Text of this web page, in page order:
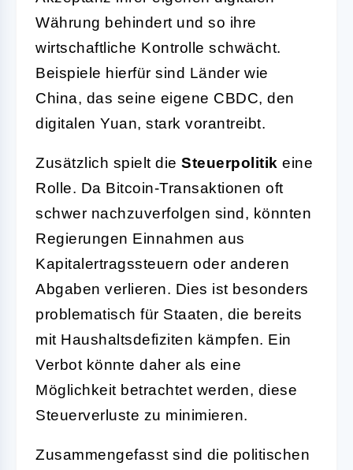
Währung behindert und so ihre
wirtschaftliche Kontrolle schwächt.
Beispiele hierfür sind Länder wie
China, das seine eigene CBDC, den
digitalen Yuan, stark vorantreibt.
Zusätzlich spielt die Steuerpolitik eine
Rolle. Da Bitcoin-Transaktionen oft
schwer nachzuverfolgen sind, könnten
Regierungen Einnahmen aus
Kapitalertragssteuern oder anderen
Abgaben verlieren. Dies ist besonders
problematisch für Staaten, die bereits
mit Haushaltsdefiziten kämpfen. Ein
Verbot könnte daher als eine
Möglichkeit betrachtet werden, diese
Steuerverluste zu minimieren.
Zusammengefasst sind die politischen